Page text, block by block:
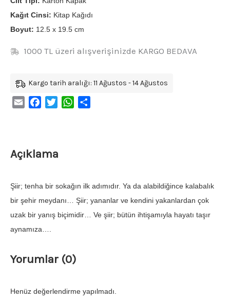
Kağıt Cinsi: Kitap Kağıdı
Boyut: 12.5 x 19.5 cm
1000 TL üzeri alışverişinizde KARGO BEDAVA
Kargo tarih aralığı: 11 Ağustos - 14 Ağustos
Email FacebookTwitterWhatsApp
Açıklama
Şiir; tenha bir sokağın ilk adımıdır. Ya da alabildiğince kalabalık
bir şehir meydanı… Şiir; yananlar ve kendini yakanlardan çok
uzak bir yanış biçimidir… Ve şiir; bütün ihtişamıyla hayatı taşır
aynamıza….
Yorumlar (0)
Henüz değerlendirme yapılmadı.